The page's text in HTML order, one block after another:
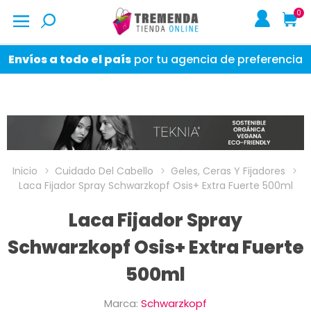
0
Envíos a todo el país por tu agencia de preferencia
Inicio Cuidado Del Cabello
Geles, Ceras Y Fijadores
Laca Fijador Spray Schwarzkopf Osis+ Extra Fuerte 500ml
Laca Fijador Spray
Schwarzkopf Osis+ Extra Fuerte
500ml
Marca: Schwarzkopf